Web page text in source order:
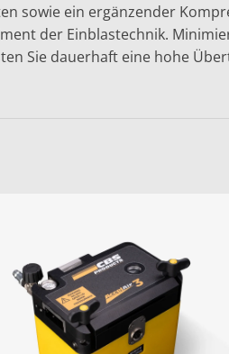
sowie ein ergänzender
der Einblastechnik.
Sie dauerhaft eine hohe